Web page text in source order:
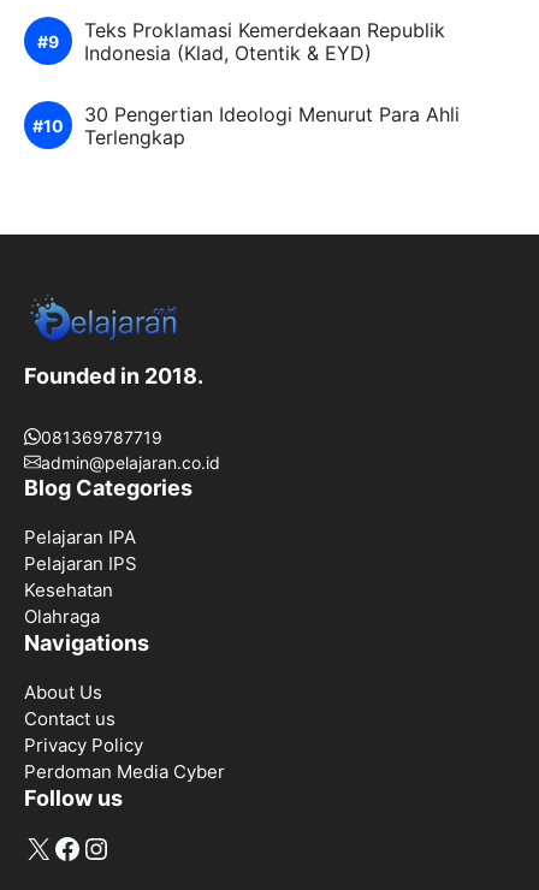
Teks Proklamasi Kemerdekaan Republik
Indonesia (Klad, Otentik & EYD)
30 Pengertian Ideologi Menurut Para Ahli
Terlengkap
Founded in 2018.
081369787719
admin@pelajaran.co.id
Blog Categories
Pelajaran IPA
Pelajaran IPS
Kesehatan
Olahraga
Navigations
About Us
Contact us
Privacy Policy
Perdoman Media Cyber
Follow us
X Facebook
Instagram